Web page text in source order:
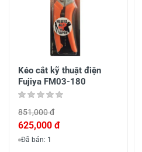
Kéo cắt kỹ thuật điện
Fujiya FM03-180
851,000 đ
625,000 đ
Đã bán: 1